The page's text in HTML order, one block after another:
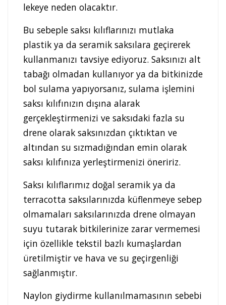
lekeye neden olacaktır.
Bu sebeple saksı kılıflarınızı mutlaka
plastik ya da seramik saksılara geçirerek
kullanmanızı tavsiye ediyoruz. Saksınızı alt
tabağı olmadan kullanıyor ya da bitkinizde
bol sulama yapıyorsanız, sulama işlemini
saksı kılıfınızın dışına alarak
gerçekleştirmenizi ve saksıdaki fazla su
drene olarak saksınızdan çıktıktan ve
altından su sızmadığından emin olarak
saksı kılıfınıza yerleştirmenizi öneririz.
Saksı kılıflarımız doğal seramik ya da
terracotta saksılarınızda küflenmeye sebep
olmamaları saksılarınızda drene olmayan
suyu tutarak bitkilerinize zarar vermemesi
için özellikle tekstil bazlı kumaşlardan
üretilmiştir ve hava ve su geçirgenliği
sağlanmıştır.
Naylon giydirme kullanılmamasının sebebi